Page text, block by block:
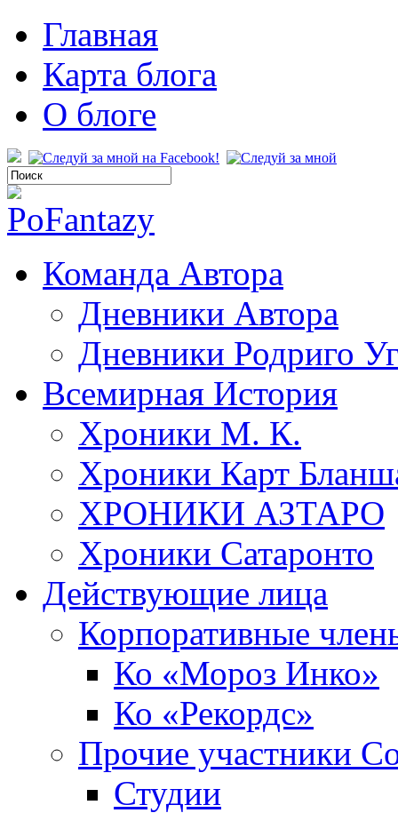
Главная
Карта блога
О блоге
Команда Автора
Дневники Автора
Дневники Родриго
Всемирная История
Хроники М. К.
Хроники Карт
ХРОНИКИ АЗТАРО
Хроники Сатаронто
Действующие лица
Корпоративные
Ко «Мороз Инко»
Ко «Рекордс»
Прочие участники
Студии